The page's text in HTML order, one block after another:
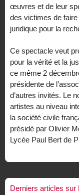
œuvres et de leur
des victimes de
juridique pour la
Ce spectacle veut
pour la vérité et la
ce même 2
présidente de
d’autres invités. Le
artistes au niveau
la société civile
présidé par Olivier
Lycée Paul Bert de
Derniers articles sur